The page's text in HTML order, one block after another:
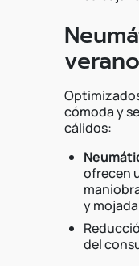
verano
cómoda y
cálidos:
ofrecen
y
del